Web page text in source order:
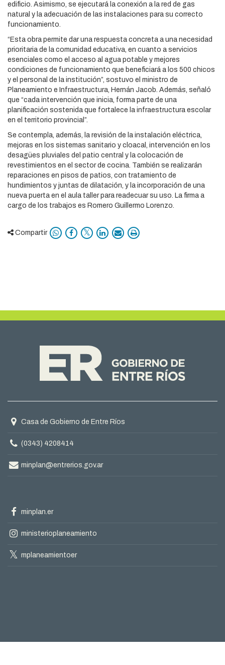
edificio. Asimismo, se ejecutará la conexión a la red de gas
natural y la adecuación de las instalaciones para su correcto
funcionamiento.
“Esta obra permite dar una respuesta concreta a una necesidad
prioritaria de la comunidad educativa, en cuanto a servicios
esenciales como el acceso al agua potable y mejores
condiciones de funcionamiento que beneficiará a los 500 chicos
y el personal de la institución”, sostuvo el ministro de
Planeamiento e Infraestructura, Hernán Jacob. Además, señaló
que “cada intervención que inicia, forma parte de una
planificación sostenida que fortalece la infraestructura escolar
en el territorio provincial”.
Se contempla, además, la revisión de la instalación eléctrica,
mejoras en los sistemas sanitario y cloacal, intervención en los
desagües pluviales del patio central y la colocación de
revestimientos en el sector de cocina. También se realizarán
reparaciones en pisos de patios, con tratamiento de
hundimientos y juntas de dilatación, y la incorporación de una
nueva puerta en el aula taller para readecuar su uso. La firma a
cargo de los trabajos es Romero Guillermo Lorenzo.
Compartir
Domicilio
Casa de Gobierno de Entre Ríos
Teléfono
(0343) 4208414
Correo
minplan@entrerios.gov.ar
Facebook
oficial
minplan.er
Instagram
oficial
ministerioplaneamiento
X
mplaneamientoer